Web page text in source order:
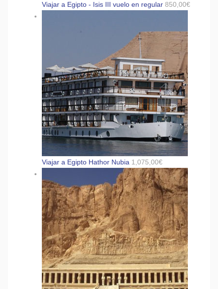
Viajar a Egipto - Isis III vuelo en regular 850,00€
Viajar a Egipto Hathor Nubia 1,075,00€